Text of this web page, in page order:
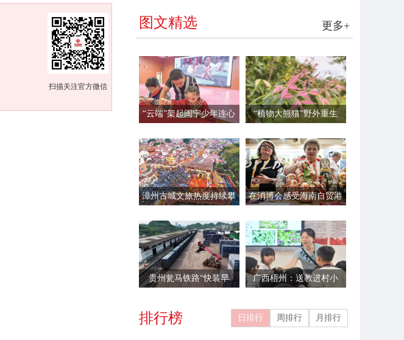
扫描关注官方微信
更多+
图文精选
“云端”架起闽宁少年连心
“植物大熊猫”野外重生
漳州古城文旅热度持续攀
在消博会感受海南自贸港
贵州瓮马铁路“快装早
广西梧州：送教进村小
排行榜 日排行 周排行 月排行